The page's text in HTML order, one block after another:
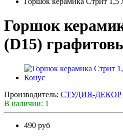
Горшок
(D15)
Производитель: СТУДИЯ-ДЕКОР
В наличии: 1
490 руб